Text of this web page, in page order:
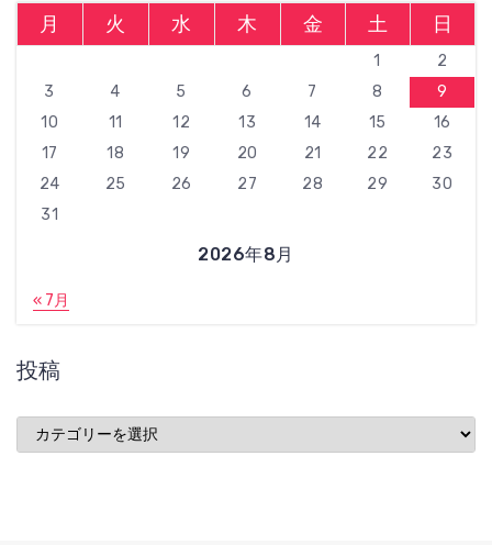
2026年8月
月 火 水 木 金 土 日
1
2
3
4 5 6 7 8
9
10
11 12 13 14 15
16
17
18 19 20 21 22
23
24
25 26 27 28 29
30
31
« 7月
投稿
稿